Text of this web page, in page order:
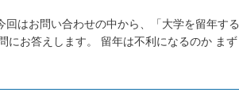
はお問い合わせの中から、「大学を留年する
にお答えします。 留年は不利になるのか まず